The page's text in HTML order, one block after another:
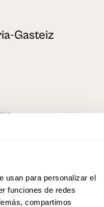
usan para personalizar el
funciones de redes
compartimos
Gasteiz
basque est efficace et bien
urbains et interurbains, et